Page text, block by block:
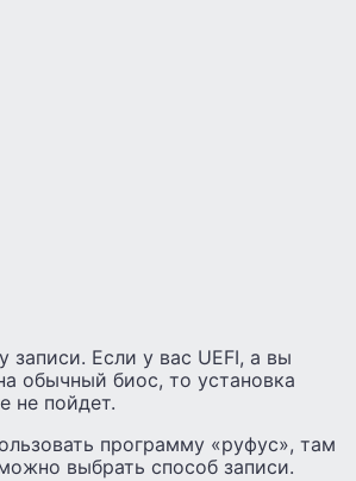
записи. Если у вас UEFI, а вы
обычный биос, то установка
не пойдет.
программу «руфус», там
выбрать способ записи.